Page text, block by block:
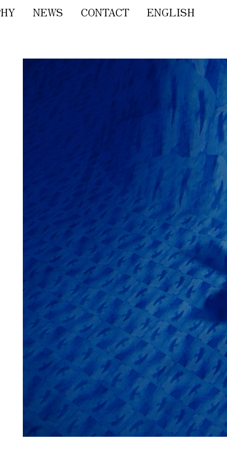
NEWS CONTACT ENGLISH